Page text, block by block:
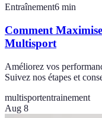
Entraînement6 min
Comment
Multisport
Améliorez vos
Suivez nos étapes et
multisportentrainement
Aug 8